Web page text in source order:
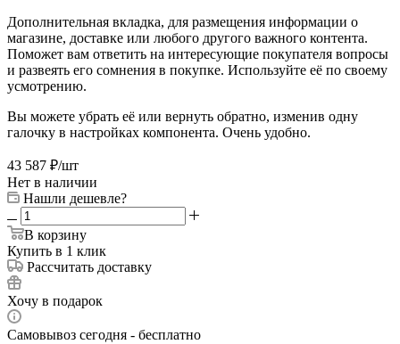
Дополнительная вкладка, для размещения информации о
магазине, доставке или любого другого важного контента.
Поможет вам ответить на интересующие покупателя вопросы
и развеять его сомнения в покупке. Используйте её по своему
усмотрению.
Вы можете убрать её или вернуть обратно, изменив одну
галочку в настройках компонента. Очень удобно.
43 587 ₽/шт
Нет в наличии
Нашли дешевле?
В корзину
Купить в 1 клик
Рассчитать доставку
Хочу в подарок
Самовывоз сегодня - бесплатно